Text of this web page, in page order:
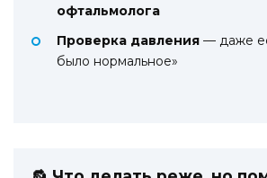
офтальмолога
Проверка давления — даже
было нормальное»